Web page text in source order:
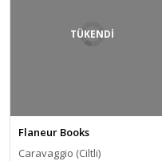
TÜKENDİ
Flaneur Books
Caravaggio (Ciltli)